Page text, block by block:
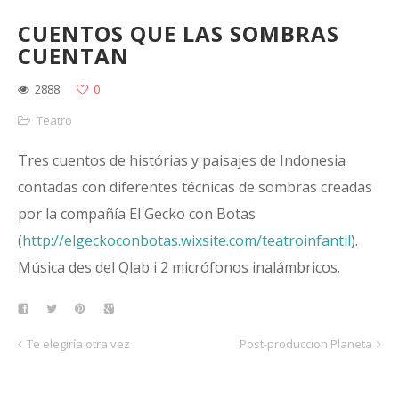
CUENTOS QUE LAS SOMBRAS
CUENTAN
2888
0
Teatro
Tres cuentos de histórias y paisajes de Indonesia
contadas con diferentes técnicas de sombras creadas
por la compañía El Gecko con Botas
(http://elgeckoconbotas.wixsite.com/teatroinfantil).
Música des del Qlab i 2 micrófonos inalámbricos.
Te elegiría otra vez Post-produccion Planeta